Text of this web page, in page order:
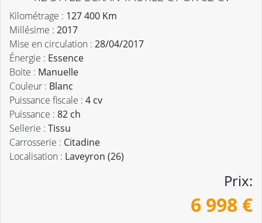
Kilométrage : 127 400 Km
Millésime : 2017
Mise en circulation : 28/04/2017
Énergie : Essence
Boite : Manuelle
Couleur : Blanc
Puissance fiscale : 4 cv
Puissance : 82 ch
Sellerie : Tissu
Carrosserie : Citadine
Localisation : Laveyron (26)
Prix:
6 998 €